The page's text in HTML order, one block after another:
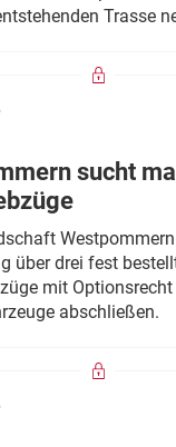
Trasse
sucht
über drei fest
mit
abschließen.